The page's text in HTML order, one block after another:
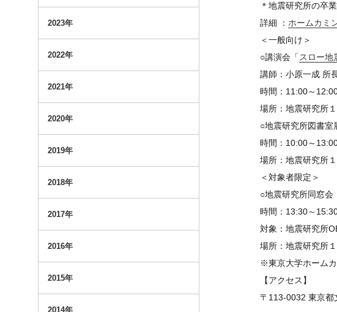
2023年
2022年
2021年
2020年
2019年
2018年
2017年
2016年
2015年
2014年
＊地震研究所の卒
詳細 ： ホームカミ
＜一般向け＞
○講演会「 スロー地
講師：小原一成 所
時間：11:00～
場所：地震研究所
○地震研究所図書室
時間：10:00～
場所：地震研究所
＜対象者限定＞
○地震研究所同窓会
時間：13:30～
対象：地震研究所
場所：地震研究所
※東京大学ホームカ
【アクセス】
〒113-0032 東京